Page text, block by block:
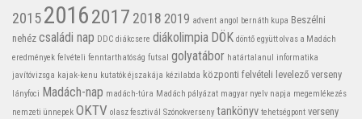
201520162017 2018 2019 advent angol bernáth kupa Beszélni
nehéz családi nap DDC diákcsere diákolimpia DÖK döntő együtt olvas a Madách
eredmények felvételi fenntarthatóság futsal golyatábor határtalanul informatika
javítóvizsga kajak-kenu kutatók éjszakája kézilabda központi felvételi levelező verseny
lányfoci Madách-nap madách-túra Madách pályázat magyar nyelv napja megemlékezés
nemzeti ünnepek OKTV olasz fesztivál Szónokverseny tankönyv tehetségpont verseny